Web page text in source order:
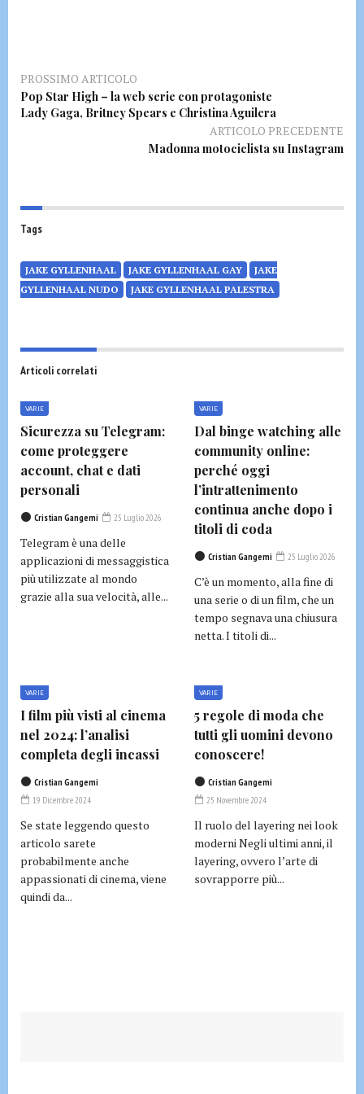
PROSSIMO ARTICOLO
Pop Star High – la web serie con protagoniste
Lady Gaga, Britney Spears e Christina Aguilera
ARTICOLO PRECEDENTE
Madonna motociclista su Instagram
Tags
JAKE GYLLENHAAL JAKE GYLLENHAAL GAY
JAKE
GYLLENHAAL NUDO
JAKE GYLLENHAAL PALESTRA
Articoli correlati
VARIE
Sicurezza su Telegram:
come proteggere
account, chat e dati
personali
Cristian Gangemi 25 Luglio 2026
Telegram è una delle
applicazioni di messaggistica
più utilizzate al mondo
grazie alla sua velocità, alle...
VARIE
Dal binge watching alle
community online:
perché oggi
l’intrattenimento
continua anche dopo i
titoli di coda
Cristian Gangemi 25 Luglio 2026
C’è un momento, alla fine di
una serie o di un film, che un
tempo segnava una chiusura
netta. I titoli di...
VARIE
I film più visti al cinema
nel 2024: l’analisi
completa degli incassi
Cristian Gangemi
19 Dicembre 2024
Se state leggendo questo
articolo sarete
probabilmente anche
appassionati di cinema, viene
quindi da...
VARIE
5 regole di moda che
tutti gli uomini devono
conoscere!
Cristian Gangemi
25 Novembre 2024
Il ruolo del layering nei look
moderni Negli ultimi anni, il
layering, ovvero l’arte di
sovrapporre più...